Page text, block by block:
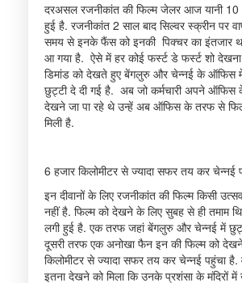
दरअसल रजनीकांत की फिल्म जेलर आज यानी 10
हुई है. रजनीकांत 2 साल बाद सिल्वर स्क्रीन पर
समय से इनके फैंस को इनकी पिक्चर का इंतजार
आ गया है. ऐसे में हर कोई फर्स्ट डे फर्स्ट शो देखना
डिमांड को देखते हुए बेंगलुरु और चेन्नई के ऑफिस
छुट्टी दे दी गई है. अब जो कर्मचारी अपने ऑफिस
देखने जा पा रहे थे उन्हें अब ऑफिस के तरफ से
मिली है.
6 हजार किलोमीटर से ज्यादा सफर तय कर चेन्नई
इन दीवानों के लिए रजनीकांत की फिल्म किसी
नहीं है. फिल्म को देखने के लिए सुबह से ही तमाम
लगी हुई है. एक तरफ जहां बेंगलुरु और चेन्नई में
दूसरी तरफ एक अनोखा फैन इन की फिल्म को
किलोमीटर से ज्यादा सफर तय कर चेन्नई पहुंचा है.
इतना देखने को मिला कि उनके प्रशंसा के मंदिरों